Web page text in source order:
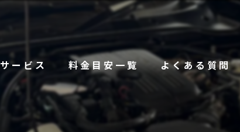
サービス 料金目安一覧 よくある質問